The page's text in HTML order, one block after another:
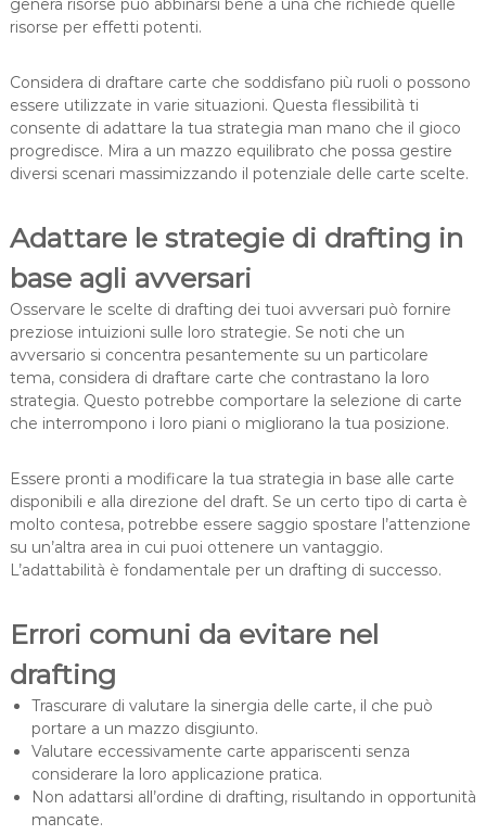
genera risorse può abbinarsi bene a una che richiede quelle
risorse per effetti potenti.
Considera di draftare carte che soddisfano più ruoli o possono
essere utilizzate in varie situazioni. Questa flessibilità ti
consente di adattare la tua strategia man mano che il gioco
progredisce. Mira a un mazzo equilibrato che possa gestire
diversi scenari massimizzando il potenziale delle carte scelte.
Adattare le strategie di drafting in
base agli avversari
Osservare le scelte di drafting dei tuoi avversari può fornire
preziose intuizioni sulle loro strategie. Se noti che un
avversario si concentra pesantemente su un particolare
tema, considera di draftare carte che contrastano la loro
strategia. Questo potrebbe comportare la selezione di carte
che interrompono i loro piani o migliorano la tua posizione.
Essere pronti a modificare la tua strategia in base alle carte
disponibili e alla direzione del draft. Se un certo tipo di carta è
molto contesa, potrebbe essere saggio spostare l’attenzione
su un’altra area in cui puoi ottenere un vantaggio.
L’adattabilità è fondamentale per un drafting di successo.
Errori comuni da evitare nel
drafting
Trascurare di valutare la sinergia delle carte, il che può
portare a un mazzo disgiunto.
Valutare eccessivamente carte appariscenti senza
considerare la loro applicazione pratica.
Non adattarsi all’ordine di drafting, risultando in opportunità
mancate.